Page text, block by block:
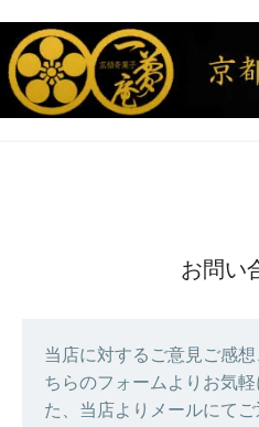
お問い
当店に対するご意見ご感
ちらのフォームよりお気
た、当店よりメールにてご